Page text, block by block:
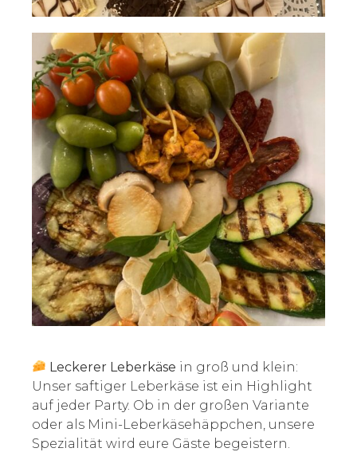
Leckerer Leberkäse in groß und klein:
Unser saftiger Leberkäse ist ein Highlight
auf jeder Party. Ob in der großen Variante
oder als Mini-Leberkäsehäppchen, unsere
Spezialität wird eure Gäste begeistern.